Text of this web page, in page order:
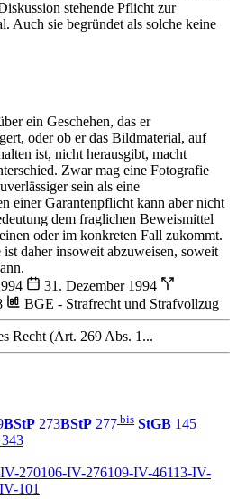
stehende Pflicht zur
Auch sie begründet als solche keine
ein Geschehen, das er
oder ob er das Bildmaterial, auf
ist, nicht herausgibt, macht
Zwar mag eine Fotografie
sein als eine
einer Garantenpflicht kann aber nicht
dem fraglichen Beweismittel
oder im konkreten Fall zukommt.
daher insoweit abzuweisen, soweit
31. Dezember 1994
BGE - Strafrecht und Strafvollzug
Recht (Art. 269 Abs. 1...
BStP 273BStP 277 bis StGB 145
343
270106-IV-276109-IV-46113-IV-
101